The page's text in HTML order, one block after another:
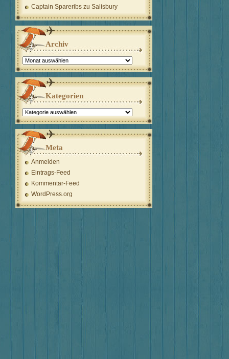
Captain Spareribs zu Salisbury
Archiv
Archiv
Kategorien
Kategorien
Meta
Anmelden
Eintrags-Feed
Kommentar-Feed
WordPress.org